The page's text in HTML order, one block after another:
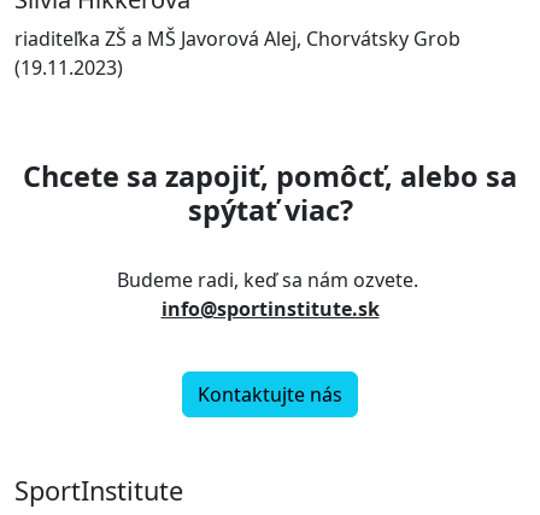
riaditeľka ZŠ a MŠ Javorová Alej, Chorvátsky Grob
(19.11.2023)
Chcete sa zapojiť, pomôcť, alebo sa
spýtať viac?
Budeme radi, keď sa nám ozvete.
info@sportinstitute.sk
Kontaktujte nás
SportInstitute